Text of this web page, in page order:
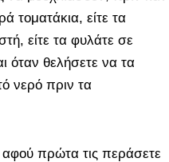
τοματάκια, είτε τα
είτε τα φυλάτε σε
όταν θελήσετε να τα
νερό πριν τα
πρώτα τις περάσετε